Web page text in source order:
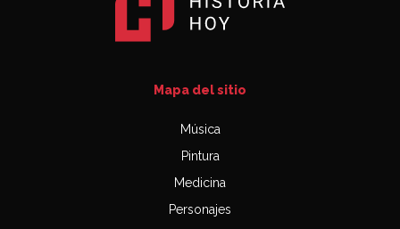
Mapa del sitio
Música
Pintura
Medicina
Personajes